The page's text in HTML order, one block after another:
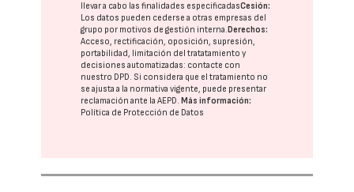
llevar a cabo las finalidades especificadasCesión:
Los datos pueden cederse a otras empresas del
grupo por motivos de gestión interna.Derechos:
Acceso, rectificación, oposición, supresión,
portabilidad, limitación del tratatamiento y
decisiones automatizadas: contacte con
nuestro DPD. Si considera que el tratamiento no
se ajusta a la normativa vigente, puede presentar
reclamación ante laAEPD.Más información:
Política de Protección de Datos